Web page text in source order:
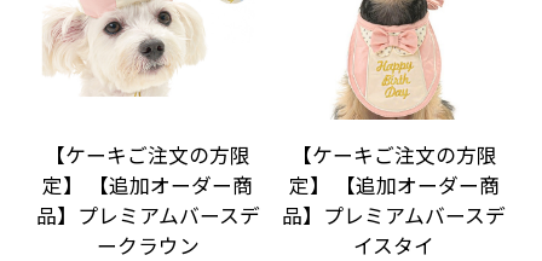
【ケーキご注文の方限
定】 【追加オーダー商
品】プレミアムバースデ
ークラウン
【ケーキご注文の方限
定】 【追加オーダー商
品】プレミアムバースデ
イスタイ